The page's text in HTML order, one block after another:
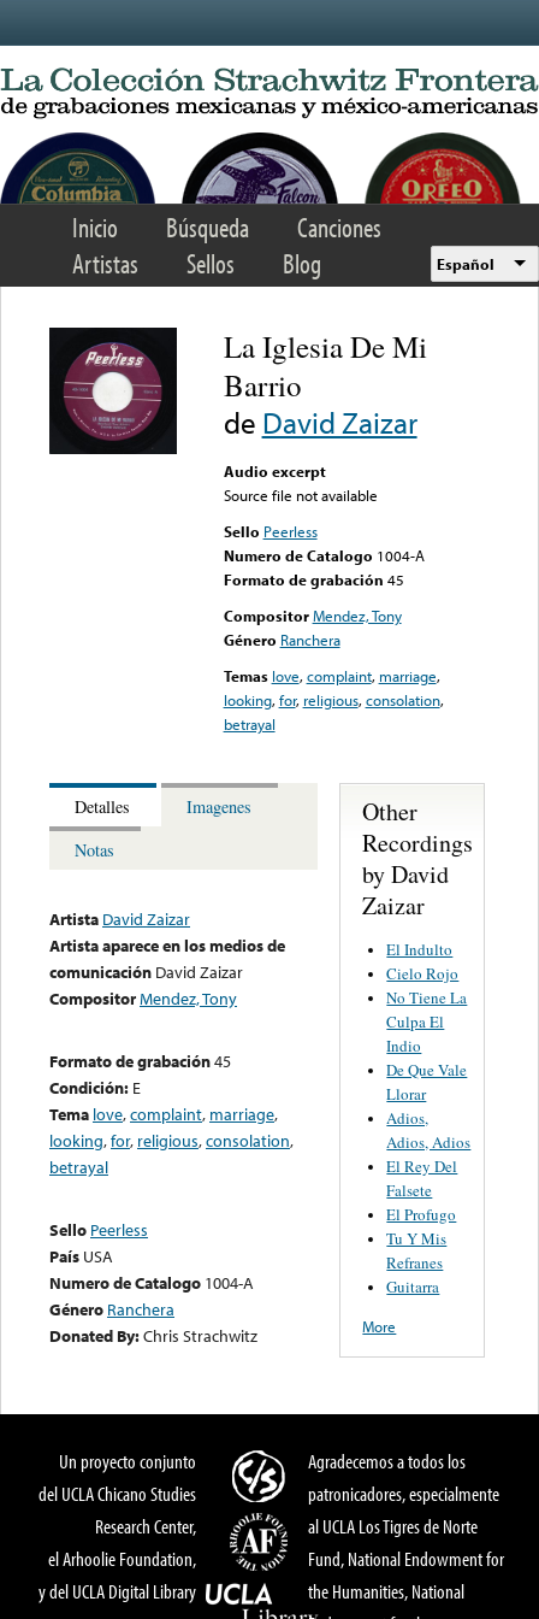
Inicio Búsqueda
Canciones
Artistas
Sellos Blog Español
La Iglesia De Mi
Barrio
de David Zaizar
Audio excerpt
Source file not available
Sello Peerless
Numero de Catalogo 1004-A
Formato de grabación 45
Compositor Mendez, Tony
Género Ranchera
Temas love,complaint, marriage,
looking,for, religious,consolation,
betrayal
Detalles
Imagenes
Notas
Artista David Zaizar
Artista aparece en los medios de
comunicación David Zaizar
CompositorMendez, Tony
Formato de grabación45
Condición: E
Tema love,complaint, marriage,
looking,for, religious,consolation,
betrayal
Sello Peerless
País USA
Numero de Catalogo 1004-A
Género Ranchera
Donated By:Chris Strachwitz
Other
Recordings
by David
Zaizar
El Indulto
Cielo Rojo
No Tiene La
Culpa El
Indio
De Que Vale
Llorar
Adios,
Adios, Adios
El Rey Del
Falsete
El Profugo
Tu Y Mis
Refranes
Guitarra
More
Un proyecto conjunto
del UCLA Chicano Studies
Research Center,
el Arhoolie Foundation,
y del UCLA Digital Library
Agradecemos a todos los
patronicadores, especialmente
al UCLA Los Tigres de Norte
Fund, National Endowment for
the Humanities, National